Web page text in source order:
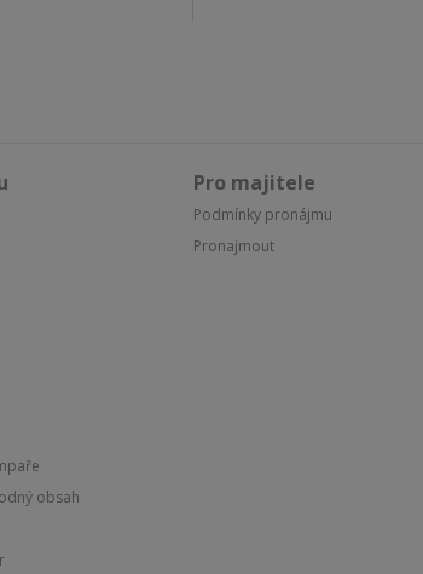
obsah
Pro majitele
Podmínky pronájmu
Pronajmout